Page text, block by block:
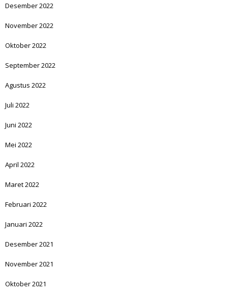
Desember 2022
November 2022
Oktober 2022
September 2022
Agustus 2022
Juli 2022
Juni 2022
Mei 2022
April 2022
Maret 2022
Februari 2022
Januari 2022
Desember 2021
November 2021
Oktober 2021